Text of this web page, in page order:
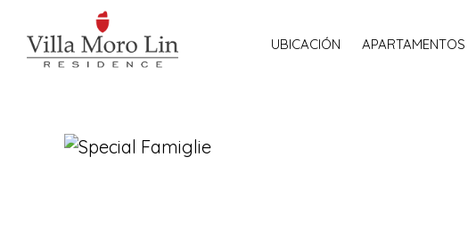
UBICACIÓN APARTAMENTOS